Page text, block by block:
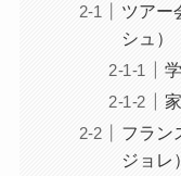
ツアー
シュ）
フラン
ジョレ）